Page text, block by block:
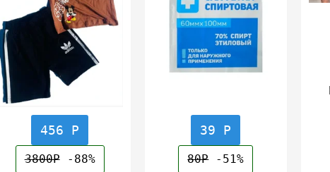
456 Р
3800Р-88%
39 Р
80Р-51%